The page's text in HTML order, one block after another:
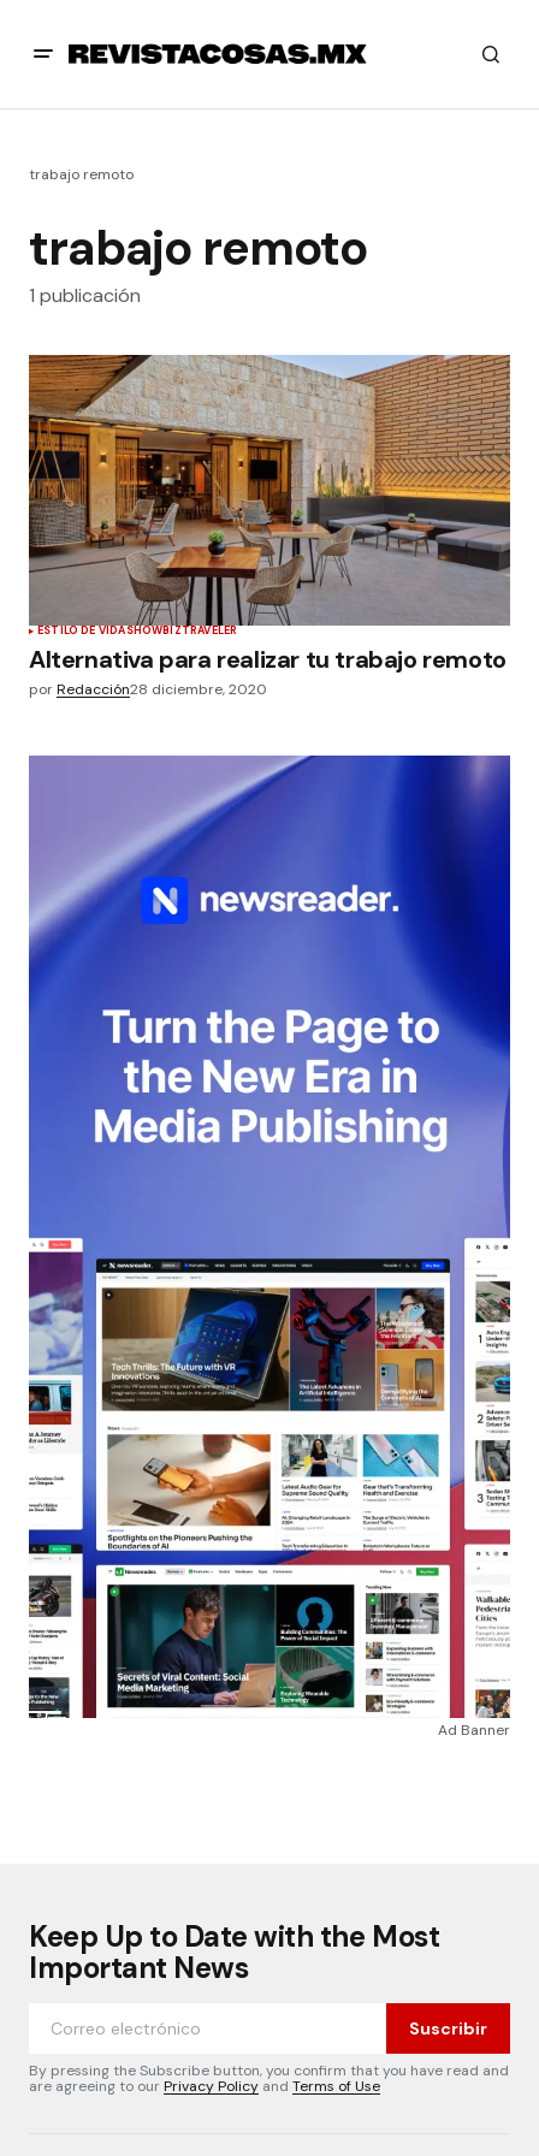
trabajo remoto
trabajo remoto
1 publicación
ESTILO DE VIDASHOWBIZTRAVELER
Alternativa para realizar tu trabajo remoto
porRedacción28 diciembre, 2020
Ad Banner
Keep Up to Date with the Most
Important News
Suscribir
By pressing the Subscribe button, you confirm that you have read and
are agreeing to ourPrivacy Policy and Terms of Use